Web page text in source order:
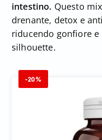
intestino. Questo
drenante, detox e
riducendo gonfiore
silhouette.
-20%